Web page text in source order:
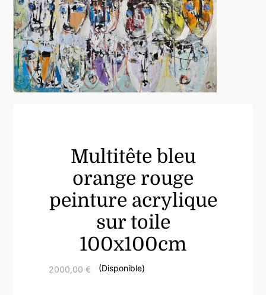
Multitête bleu
orange rouge
peinture acrylique
sur toile
100x100cm
2000,00 € (Disponible)